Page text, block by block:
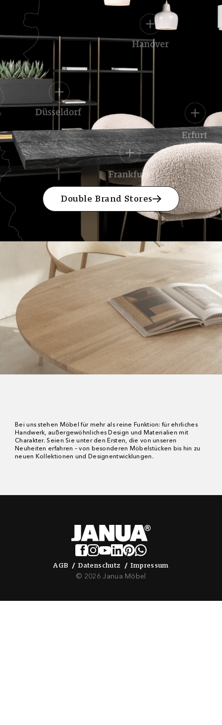
Double Brand Stores
Double Brand Stores
Bei uns stehen Möbel für mehr als reine Funktion: für ehrliches
Handwerk, außergewöhnliches Design und Materialien mit
Charakter. Seien Sie unter den Ersten, die von unseren
Neuheiten erfahren – von besonderen Möbelstücken bis hin zu
neuen Kollektionen und Designentwicklungen.
AGB
Datenschutz
Datenschutz
Impressum
Impressum
© 2026 Janua Möbel